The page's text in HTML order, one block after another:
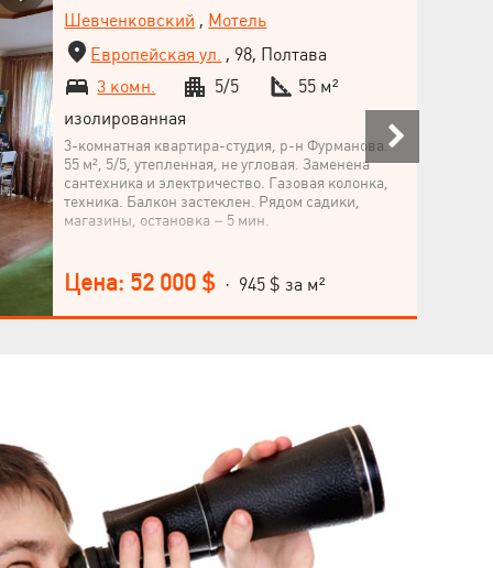
Шевченковский , Мотель
Европейская ул. , 98, Полтава
3 комн.
5/5
55 м²
изолированная
3-комнатная квартира-студия, р-н Фурманова.
55 м², 5/5, утепленная, не угловая. Заменена
сантехника и электричество. Газовая колонка,
техника. Балкон застеклен. Рядом садики,
магазины, остановка – 5 мин.
Цена: 52 000 $ · 945 $ за м²